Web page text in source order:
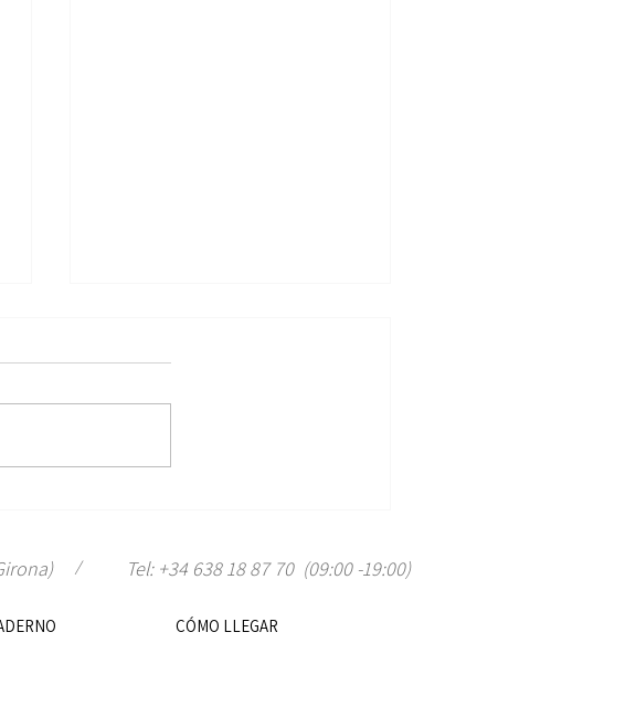
originales y por qué una estancia
en Masia Can Pou es la opción
Tel: +34 638 18 87 70 (09:00 -19:00)
/
CÓMO LLEGAR